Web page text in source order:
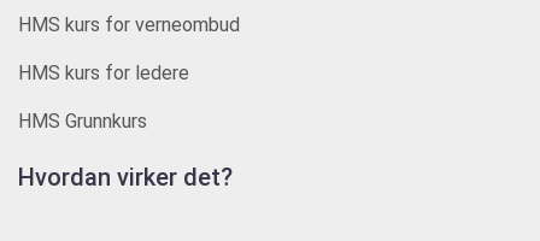
HMS kurs for verneombud
HMS kurs for ledere
HMS Grunnkurs
Hvordan virker det?